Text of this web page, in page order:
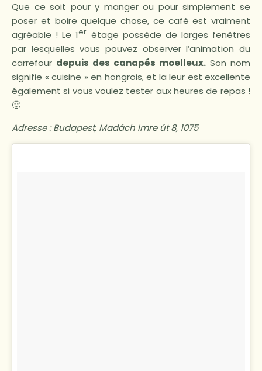
Que ce soit pour y manger ou pour simplement se
poser et boire quelque chose, ce café est vraiment
agréable ! Le 1er étage possède de larges fenêtres
par lesquelles vous pouvez observer l’animation du
carrefour depuis des canapés moelleux. Son nom
signifie « cuisine » en hongrois, et la leur est excellente
également si vous voulez tester aux heures de repas !
🙂
Adresse :Budapest, Madách Imre út 8, 1075